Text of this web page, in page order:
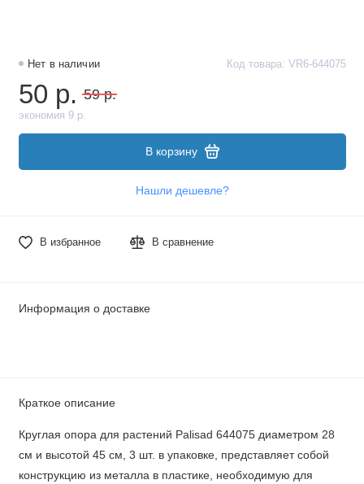
Нет в наличии Код товара: VR6-644075
50 р. 59 р.
экономия 9 р.
В корзину
Нашли дешевле?
В избранное В сравнение
Информация о доставке
Краткое описание
Круглая опора для растений Palisad 644075 диаметром 28
см и высотой 45 см, 3 шт. в упаковке, представляет собой
конструкцию из металла в пластике, необходимую для